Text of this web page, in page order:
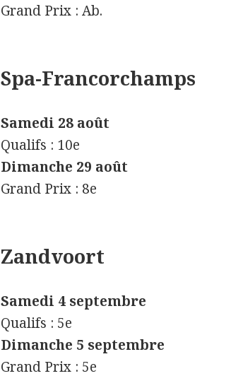
Grand Prix : Ab.
Spa-Francorchamps
Samedi 28 août
Qualifs : 10e
Dimanche 29 août
Grand Prix : 8e
Zandvoort
Samedi 4 septembre
Qualifs : 5e
Dimanche 5 septembre
Grand Prix : 5e